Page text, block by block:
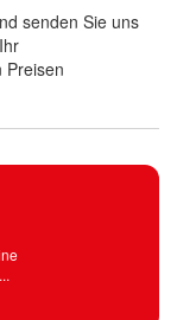
senden Sie uns
Preisen